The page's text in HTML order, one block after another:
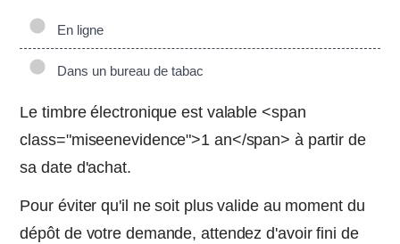
En ligne
Dans un bureau de tabac
Le timbre électronique est valable <span
class="miseenevidence">1 an</span> à partir de
sa date d'achat.
Pour éviter qu'il ne soit plus valide au moment du
dépôt de votre demande, attendez d'avoir fini de